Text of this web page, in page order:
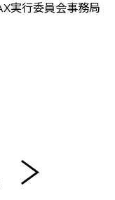
実行委員会事務局